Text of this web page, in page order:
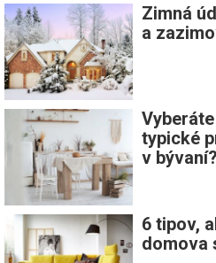
Zimná
a
typické
v bývaní?
6 tipov,
domova